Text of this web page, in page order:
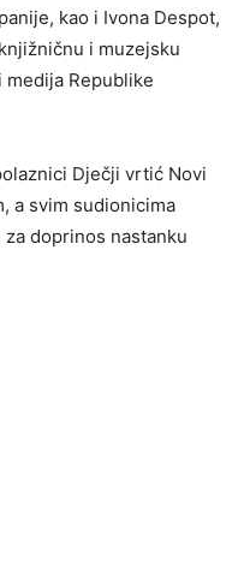
kao i Ivona Despot,
i muzejsku
Republike
Dječji vrtić Novi
a svim sudionicima
doprinos nastanku